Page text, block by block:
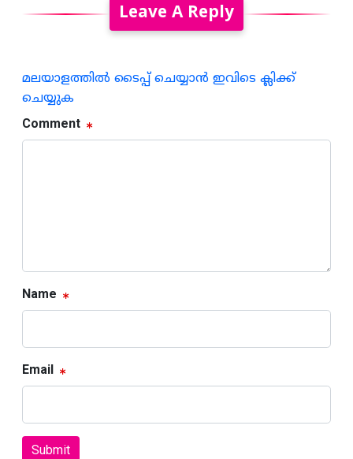
Leave A Reply
മലയാളത്തില്‍ ടൈപ്പ് ചെയ്യാന്‍ ഇവിടെ ക്ലിക്ക്
ചെയ്യുക
Comment
Name
Email
Submit